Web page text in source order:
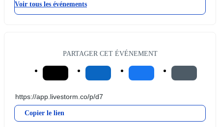
Voir tous les événements
PARTAGER CET ÉVÉNEMENT
Copier le lien